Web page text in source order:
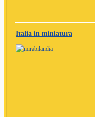
Italia in miniatura